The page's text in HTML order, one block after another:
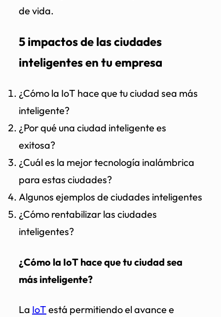
de vida.
5 impactos de las ciudades
inteligentes en tu empresa
¿Cómo la IoT hace que tu ciudad sea más
inteligente?
¿Por qué una ciudad inteligente es
exitosa?
¿Cuál es la mejor tecnología inalámbrica
para estas ciudades?
Algunos ejemplos de ciudades inteligentes
¿Cómo rentabilizar las ciudades
inteligentes?
¿Cómo la IoT hace que tu ciudad sea
más inteligente?
La IoT está permitiendo el avance e